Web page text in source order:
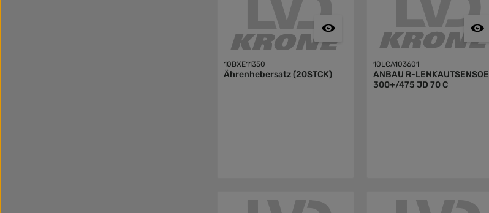
10BXE11350
Ährenhebersatz (20STCK)
10LCA103601
ANBAU R-LENKAUTSENSOE
300+/475 JD 70 C